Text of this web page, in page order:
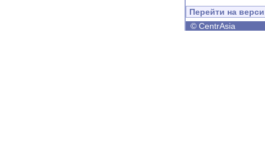
Перейти на
© CentrAsia